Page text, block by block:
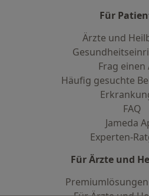
Für
Ärzte und
Frag einen
Häufig gesuchte
FAQ
Jameda
Experten-
Für Ärzte und